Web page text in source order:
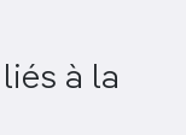
à la